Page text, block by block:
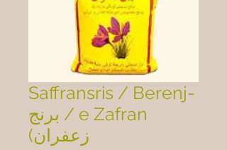
Saffransris / Berenj-
e Zafran / برنج
زعفران)